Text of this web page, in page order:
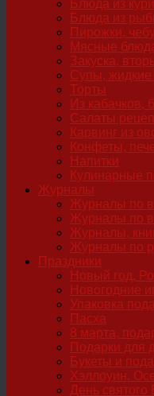
Блюда из
Блюда из
Пирожки,
Мясные
Закуска,
Супы, жидкие
Торты
Из кабачков,
Салаты
Карвинг из
Конфеты,
Напитки
Кулинарные
Журналы
Журналы по
Журналы по
Журналы,
Журналы по
Праздники
Новый год,
Новогодние
Упаковка
Пасха
8 марта,
Подарки для
Букеты и
Хэллоуин.
День святого